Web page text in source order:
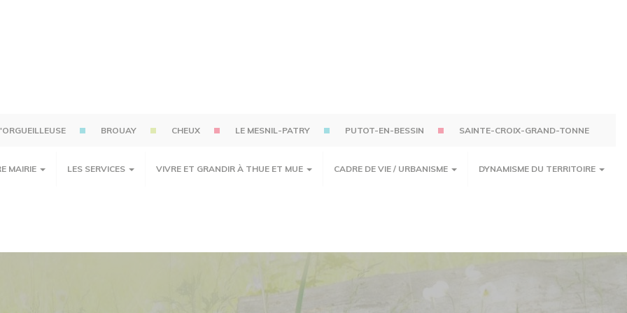
BROUAY CHEUX LE MESNIL-PATRY PUTOT-EN-BESSIN SAINTE-CROIX-GRAND-TONNE
MAIRIE LES SERVICES VIVRE ET GRANDIR À THUE ET MUE CADRE DE VIE / URBANISME DYNAMISME DU TERRITOIRE